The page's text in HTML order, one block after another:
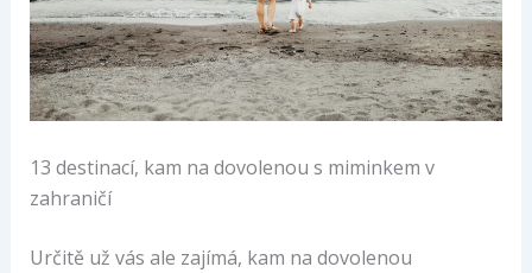
13 destinací, kam na dovolenou s miminkem v
zahraničí
Určitě už vás ale zajímá, kam na dovolenou